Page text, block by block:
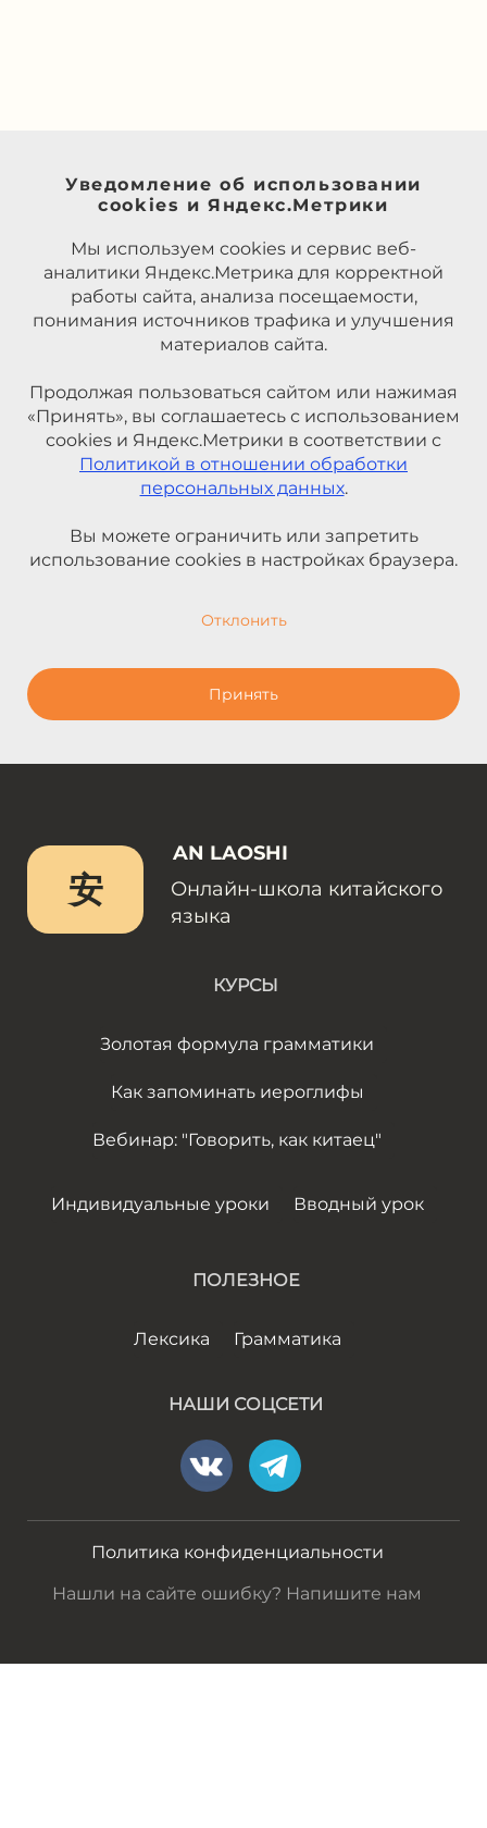
Уведомление об использовании
cookies и Яндекс.Метрики
Мы используем cookies и сервис веб-
аналитики Яндекс.Метрика для корректной
работы сайта, анализа посещаемости,
понимания источников трафика и улучшения
материалов сайта.
Продолжая пользоваться сайтом или нажимая
«Принять», вы соглашаетесь с использованием
cookies и Яндекс.Метрики в соответствии с
Политикой в отношении обработки
персональных данных.
Вы можете ограничить или запретить
использование cookies в настройках браузера.
Отклонить
Принять
安
AN LAOSHI
Онлайн-школа китайского
языка
КУРСЫ
Золотая формула грамматики
Как запоминать иероглифы
Вебинар: "Говорить, как китаец"
Индивидуальные уроки Вводный урок
ПОЛЕЗНОЕ
Лексика Грамматика
НАШИ СОЦСЕТИ
Политика конфиденциальности
Нашли на сайте ошибку? Напишите нам